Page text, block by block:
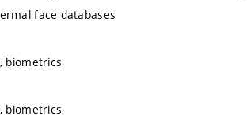
face databases
biometrics
biometrics